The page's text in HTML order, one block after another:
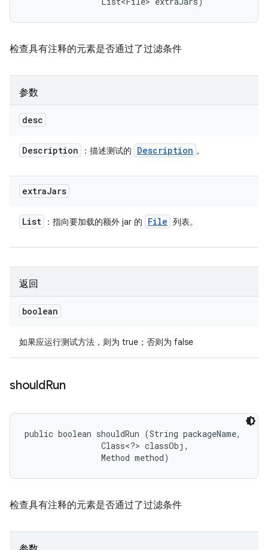
检查具有注释的元素是否通过了过滤条件
参数
desc
Description ：描述测试的 Description 。
extraJars
List ：指向要加载的额外 jar 的 File 列表。
返回
boolean
如果应运行测试方法，则为 true；否则为 false
shouldRun
public boolean shouldRun (String packageName,
                Class<?> classObj,
                Method method)
检查具有注释的元素是否通过了过滤条件